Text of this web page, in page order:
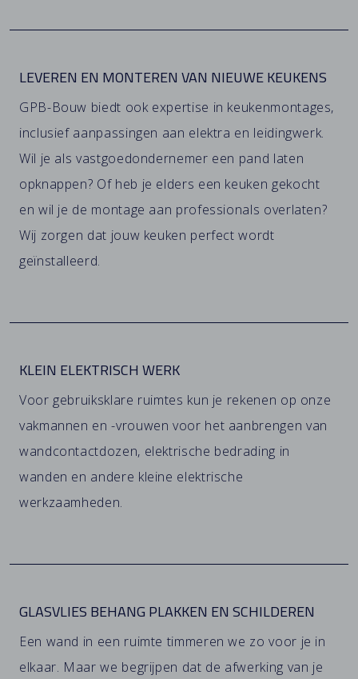
LEVEREN EN MONTEREN VAN NIEUWE KEUKENS
GPB-Bouw biedt ook expertise in keukenmontages,
inclusief aanpassingen aan elektra en leidingwerk.
Wil je als vastgoedondernemer een pand laten
opknappen? Of heb je elders een keuken gekocht
en wil je de montage aan professionals overlaten?
Wij zorgen dat jouw keuken perfect wordt
geïnstalleerd.
KLEIN ELEKTRISCH WERK
Voor gebruiksklare ruimtes kun je rekenen op onze
vakmannen en -vrouwen voor het aanbrengen van
wandcontactdozen, elektrische bedrading in
wanden en andere kleine elektrische
werkzaamheden.
GLASVLIES BEHANG PLAKKEN EN SCHILDEREN
Een wand in een ruimte timmeren we zo voor je in
elkaar. Maar we begrijpen dat de afwerking van je